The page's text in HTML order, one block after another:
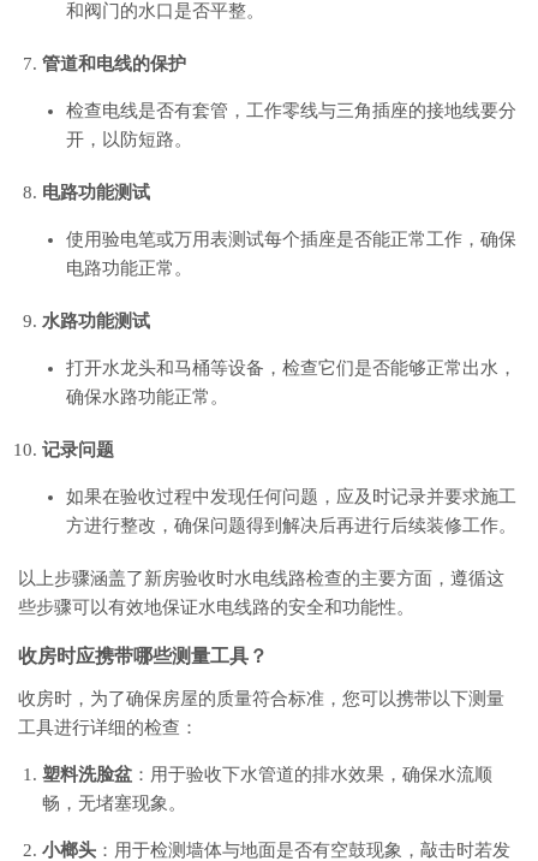
和阀门的水口是否平整。
管道和电线的保护
检查电线是否有套管，工作零线与三角插座的接地线要分
开，以防短路。
电路功能测试
使用验电笔或万用表测试每个插座是否能正常工作，确保
电路功能正常。
水路功能测试
打开水龙头和马桶等设备，检查它们是否能够正常出水，
确保水路功能正常。
记录问题
如果在验收过程中发现任何问题，应及时记录并要求施工
方进行整改，确保问题得到解决后再进行后续装修工作。
以上步骤涵盖了新房验收时水电线路检查的主要方面，遵循这
些步骤可以有效地保证水电线路的安全和功能性。
收房时应携带哪些测量工具？
收房时，为了确保房屋的质量符合标准，您可以携带以下测量
工具进行详细的检查：
塑料洗脸盆 ：用于验收下水管道的排水效果，确保水流顺
畅，无堵塞现象。
小榔头 ：用于检测墙体与地面是否有空鼓现象，敲击时若发